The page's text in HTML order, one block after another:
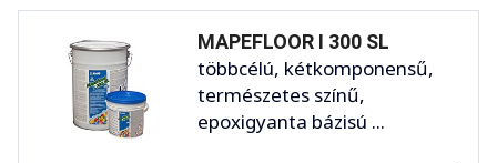
MAPEFLOOR I 300 SL
többcélú, kétkomponensű,
természetes színű,
epoxigyanta bázisú ...